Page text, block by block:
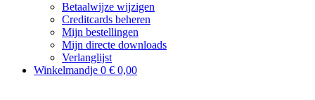
Betaalwijze wijzigen
Creditcards beheren
Mijn bestellingen
Mijn directe downloads
Verlanglijst
Winkelmandje 0 € 0,00